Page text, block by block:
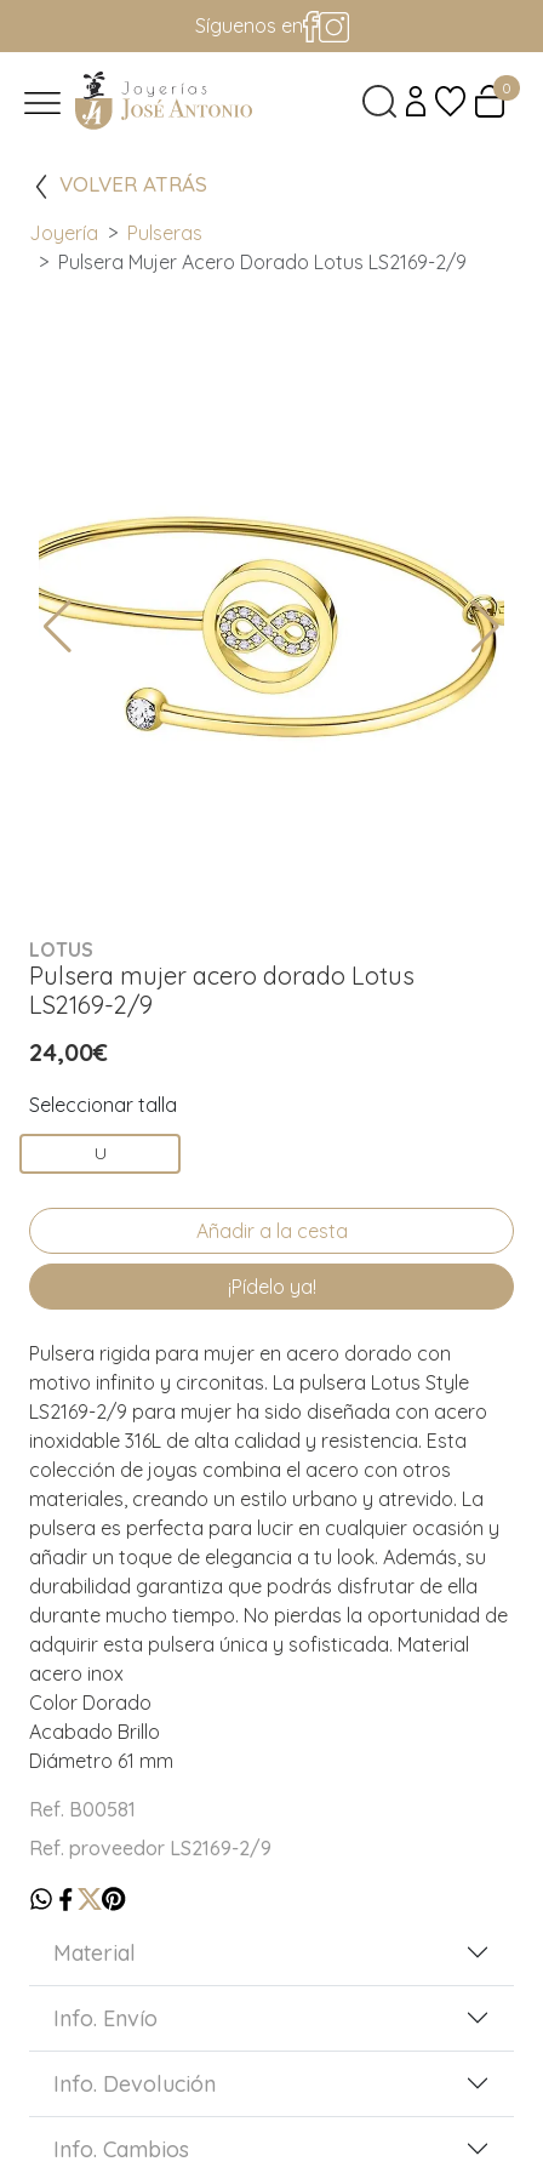
Síguenos en
0
VOLVER ATRÁS
Joyería
Pulseras
Pulsera Mujer Acero Dorado Lotus LS2169-2/9
LOTUS
Pulsera mujer acero dorado Lotus
LS2169-2/9
24,00€
Seleccionar talla
U
¡Pídelo ya!
Pulsera rigida para mujer en acero dorado con
motivo infinito y circonitas. La pulsera Lotus Style
LS2169-2/9 para mujer ha sido diseñada con acero
inoxidable 316L de alta calidad y resistencia. Esta
colección de joyas combina el acero con otros
materiales, creando un estilo urbano y atrevido. La
pulsera es perfecta para lucir en cualquier ocasión y
añadir un toque de elegancia a tu look. Además, su
durabilidad garantiza que podrás disfrutar de ella
durante mucho tiempo. No pierdas la oportunidad de
adquirir esta pulsera única y sofisticada. Material
acero inox
Color Dorado
Acabado Brillo
Diámetro 61 mm
Ref. B00581
Ref. proveedor LS2169-2/9
Material
Info. Envío
Info. Devolución
Info. Cambios